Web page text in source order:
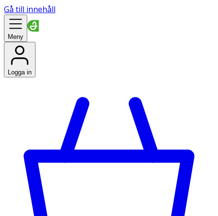
Gå till innehåll
Meny
Logga in